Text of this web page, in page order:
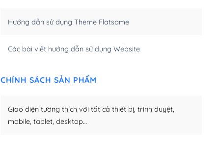
(+950,000₫)
Hướng dẫn sử dụng Theme Flatsome
Các bài viết hướng dẫn sử dụng Website
CHÍNH SÁCH SẢN PHẨM
Giao diện tương thích với tất cả thiết bị, trình duyệt,
mobile, tablet, desktop…